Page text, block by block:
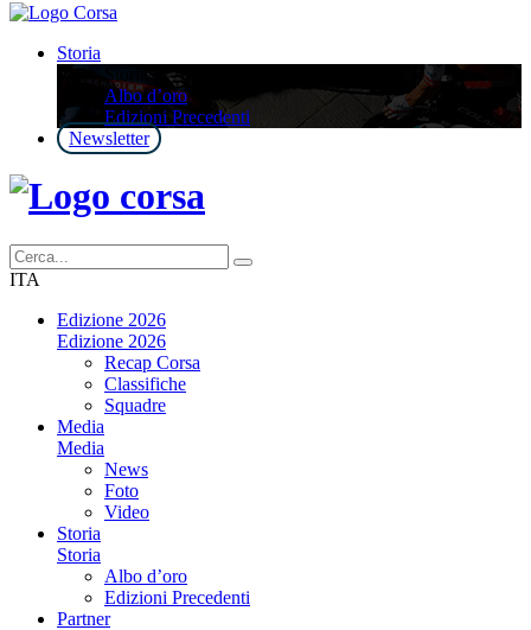
Storia
Storia
Albo d’oro
Edizioni Precedenti
Newsletter
ITA
Edizione 2026
Edizione 2026
Recap Corsa
Classifiche
Squadre
Media
Media
News
Foto
Video
Storia
Storia
Albo d’oro
Edizioni Precedenti
Partner